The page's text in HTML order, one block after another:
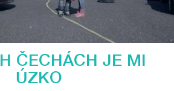
ČECHÁCH JE MI
ÚZKO